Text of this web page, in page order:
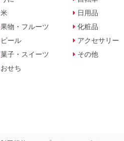
米
果物・フルーツ
ビール
菓子・スイーツ
おせち
日用品
化粧品
アクセサリー
その他